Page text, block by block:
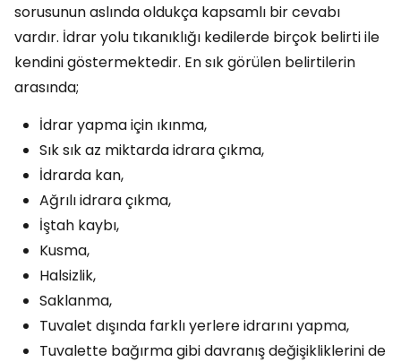
sorusunun aslında oldukça kapsamlı bir cevabı
vardır. İdrar yolu tıkanıklığı kedilerde birçok belirti ile
kendini göstermektedir. En sık görülen belirtilerin
arasında;
İdrar yapma için ıkınma,
Sık sık az miktarda idrara çıkma,
İdrarda kan,
Ağrılı idrara çıkma,
İştah kaybı,
Kusma,
Halsizlik,
Saklanma,
Tuvalet dışında farklı yerlere idrarını yapma,
Tuvalette bağırma gibi davranış değişikliklerini de